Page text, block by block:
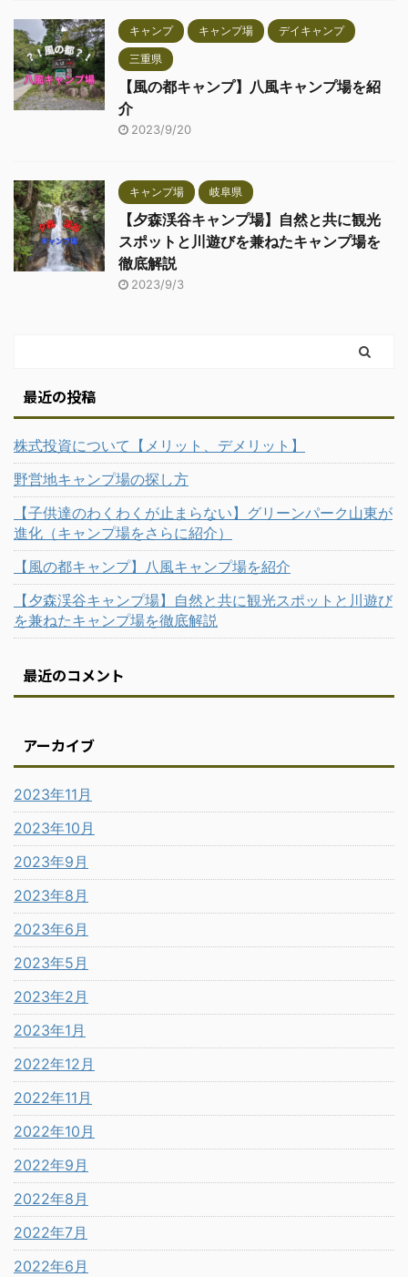
キャンプ キャンプ場 デイキャンプ
三重県
【風の都キャンプ】八風キャンプ場を紹
介
2023/9/20
キャンプ場 岐阜県
【夕森渓谷キャンプ場】自然と共に観光
スポットと川遊びを兼ねたキャンプ場を
徹底解説
2023/9/3
最近の投稿
株式投資について【メリット、デメリット】
野営地キャンプ場の探し方
【子供達のわくわくが止まらない】グリーンパーク山東が
進化（キャンプ場をさらに紹介）
【風の都キャンプ】八風キャンプ場を紹介
【夕森渓谷キャンプ場】自然と共に観光スポットと川遊び
を兼ねたキャンプ場を徹底解説
最近のコメント
アーカイブ
2023年11月
2023年10月
2023年9月
2023年8月
2023年6月
2023年5月
2023年2月
2023年1月
2022年12月
2022年11月
2022年10月
2022年9月
2022年8月
2022年7月
2022年6月